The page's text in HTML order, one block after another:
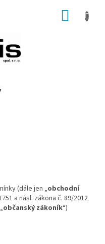
(dále jen „obchodní
a násl. zákona č. 89/2012
občanský zákoník“)